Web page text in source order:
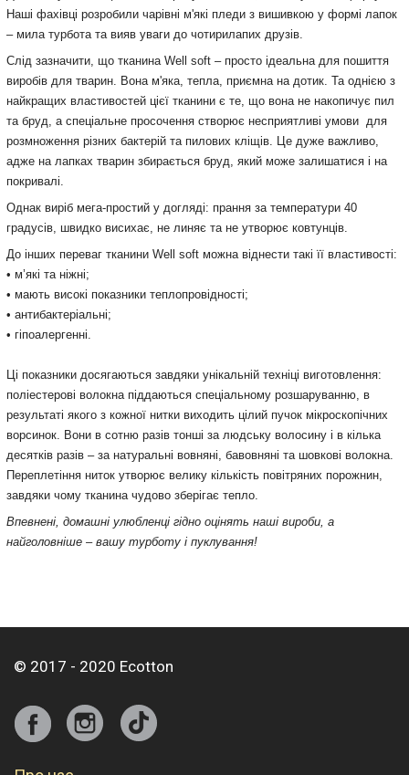
Наші фахівці розробили чарівні м'які пледи з вишивкою у формі лапок
– мила турбота та вияв уваги до чотирилапих друзів.
Слід зазначити, що тканина Well soft – просто ідеальна для пошиття
виробів для тварин. Вона м'яка, тепла, приємна на дотик. Та однією з
найкращих властивостей цієї тканини є те, що вона не накопичує пил
та бруд, а спеціальне просочення створює несприятливі умови для
розмноження різних бактерій та пилових кліщів. Це дуже важливо,
адже на лапках тварин збирається бруд, який може залишатися і на
покривалі.
Однак виріб мега-простий у догляді: прання за температури 40
градусів, швидко висихає, не линяє та не утворює ковтунців.
До інших переваг тканини Well soft можна віднести такі її властивості:
• м’які та ніжні;
• мають високі показники теплопровідності;
• антибактеріальні;
• гіпоалергенні.
Ці показники досягаються завдяки унікальній техніці виготовлення:
поліестерові волокна піддаються спеціальному розшаруванню, в
результаті якого з кожної нитки виходить цілий пучок мікроскопічних
ворсинок. Вони в сотню разів тонші за людську волосину і в кілька
десятків разів ‒ за натуральні вовняні, бавовняні та шовкові волокна.
Переплетіння ниток утворює велику кількість повітряних порожнин,
завдяки чому тканина чудово зберігає тепло.
Впевнені, домашні улюбленці гідно оцінять наші вироби, а
найголовніше – вашу турботу і пуклування!
© 2017 - 2020 Ecotton